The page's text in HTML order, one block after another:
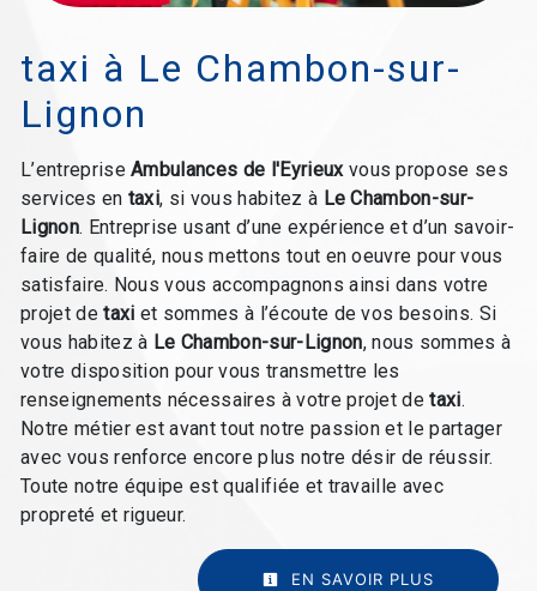
taxi à Le Chambon-sur-
Lignon
L’entrepriseAmbulances de l'Eyrieuxvous propose ses
services en taxi, si vous habitez à Le Chambon-sur-
Lignon. Entreprise usant d’une expérience et d’un savoir-
faire de qualité, nous mettons tout en oeuvre pour vous
satisfaire. Nous vous accompagnons ainsi dans votre
projet detaxi et sommes à l’écoute de vos besoins. Si
vous habitez à Le Chambon-sur-Lignon, nous sommes à
votre disposition pour vous transmettre les
renseignements nécessaires à votre projet detaxi.
Notre métier est avant tout notre passion et le partager
avec vous renforce encore plus notre désir de réussir.
Toute notre équipe est qualifiée et travaille avec
propreté et rigueur.
EN SAVOIR PLUS